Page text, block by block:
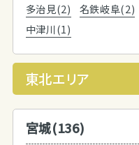
多治見(2) 名鉄岐阜(2)
中津川(1)
東北エリア
宮城(136)